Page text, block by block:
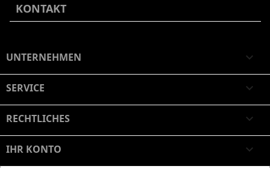
KONTAKT
UNTERNEHMEN 
SERVICE 
RECHTLICHES 
IHR KONTO 